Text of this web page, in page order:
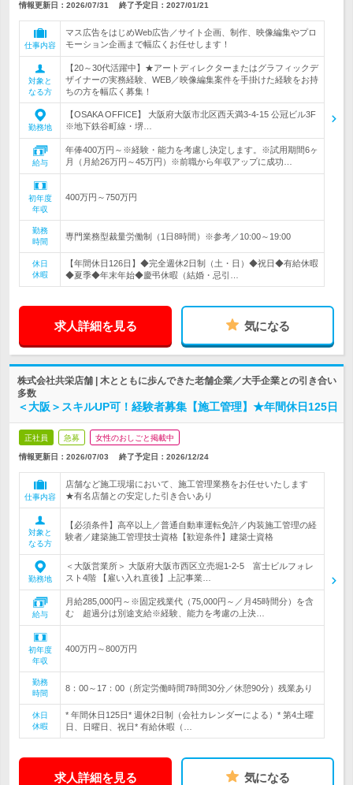
情報更新日：2026/07/31 終了予定日： 2027/01/21
仕事内容
マス広告をはじめWeb広告／サイト企画、制作、映像編集やプロ
モーション企画まで幅広くお任せします！
対象と
なる方
【20～30代活躍中】★アートディレクターまたはグラフィックデ
ザイナーの実務経験、WEB／映像編集案件を手掛けた経験をお持
ちの方を幅広く募集！
勤務地
【OSAKA OFFICE】 大阪府大阪市北区西天満3-4-15 公冠ビル3F
※地下鉄谷町線・堺…
給与
年俸400万円～※経験・能力を考慮し決定します。※試用期間6ヶ
月（月給26万円～45万円）※前職から年収アップに成功…
初年度
年収
400万円～750万円
勤務
時間
専門業務型裁量労働制（1日8時間）※参考／10:00～19:00
休日
休暇
【年間休日126日】◆完全週休2日制（土・日）◆祝日◆有給休暇
◆夏季◆年末年始◆慶弔休暇（結婚・忌引…
求人詳細を見る 気になる
株式会社共栄店舗 | 木とともに歩んできた老舗企業／大手企業との引き合い
多数
＜大阪＞スキルUP可！経験者募集【施工管理】★年間休日125日
正社員 急募 女性のおしごと掲載中
情報更新日：2026/07/03 終了予定日： 2026/12/24
仕事内容
店舗など施工現場において、施工管理業務をお任せいたします
★有名店舗との安定した引き合いあり
対象と
なる方
【必須条件】高卒以上／普通自動車運転免許／内装施工管理の経
験者／建築施工管理技士資格【歓迎条件】建築士資格
勤務地
＜大阪営業所＞ 大阪府大阪市西区立売堀1-2-5 富士ビルフォレ
スト4階 【雇い入れ直後】上記事業…
給与
月給285,000円～※固定残業代（75,000円～／月45時間分）を含
む 超過分は別途支給※経験、能力を考慮の上決…
初年度
年収
400万円～800万円
勤務
時間
8：00～17：00（所定労働時間7時間30分／休憩90分）残業あり
休日
休暇
* 年間休日125日* 週休2日制（会社カレンダーによる）* 第4土曜
日、日曜日、祝日* 有給休暇（…
求人詳細を見る 気になる